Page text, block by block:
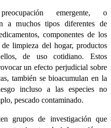
emergente, o
a muchos tipos diferentes de
componentes de los
limpieza del hogar, productos
de uso cotidiano. Estos
un efecto perjudicial sobre
también se bioacumulan en la
incluso a las especies no
pescado contaminado.
grupos de investigación que